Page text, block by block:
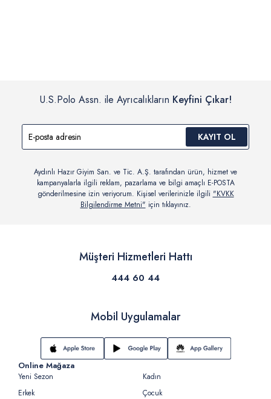
U.S.Polo Assn. ile Ayrıcalıkların Keyfini Çıkar!
KAYIT OL
Aydınlı Hazır Giyim San. ve Tic. A.Ş. tarafından ürün, hizmet ve
kampanyalarla ilgili reklam, pazarlama ve bilgi amaçlı E-POSTA
gönderilmesine izin veriyorum. Kişisel verilerinizle ilgili "KVKK
Bilgilendirme Metni" için tıklayınız.
Müşteri Hizmetleri Hattı
444 60 44
Mobil Uygulamalar
Online Mağaza
Yeni Sezon
Kadın
Erkek
Çocuk